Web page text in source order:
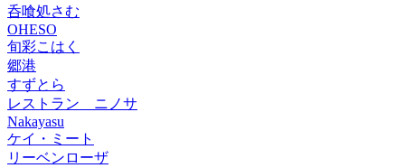
呑喰処さむ
OHESO
旬彩こはく
郷港
すずとら
レストラン ニノサ
Nakayasu
ケイ・ミート
リーベンローザ